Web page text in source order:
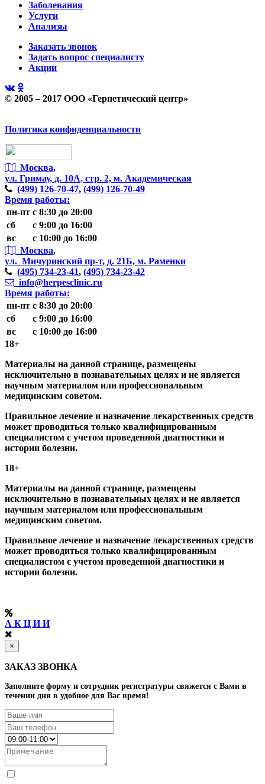
Заболевания
Услуги
Анализы
Заказать звонок
Задать вопрос специалисту
Акции
© 2005 – 2017 ООО «Герпетический центр»
Политика конфиденциальности
Москва,
ул. Гримау, д. 10А, стр. 2, м. Академическая
(499) 126-70-47, (499) 126-70-49
Время работы:
пн-пт с 8:30 до 20:00
сб
с 9:00 до 16:00
вс
с 10:00 до 16:00
Москва,
ул. Мичуринский пр-т, д. 21Б, м. Раменки
(495) 734-23-41, (495) 734-23-42
info@herpesclinic.ru
Время работы:
пн-пт с 8:30 до 20:00
сб
с 9:00 до 16:00
вс
с 10:00 до 16:00
18+
Материалы на данной странице, размещены
исключительно в познавательных целях и не является
научным материалом или профессиональным
медицинским советом.
Правильное лечение и назначение лекарственных средств
может проводиться только квалифицированным
специалистом с учетом проведенной диагностики и
истории болезни.
18+
Материалы на данной странице, размещены
исключительно в познавательных целях и не является
научным материалом или профессиональным
медицинским советом.
Правильное лечение и назначение лекарственных средств
может проводиться только квалифицированным
специалистом с учетом проведенной диагностики и
истории болезни.
А К Ц И И
×
ЗАКАЗ ЗВОНКА
Заполните форму и сотрудник регистратуры свяжется с Вами в
течении дня в удобное для Вас время!